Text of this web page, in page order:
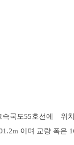
속국도55호선에 위
이며 교량 폭은